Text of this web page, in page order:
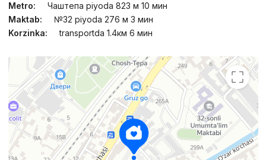
Metro:
Чаштепа piyoda 823 м 10 мин
Maktab:
№32 piyoda 276 м 3 мин
Korzinka:
transportda 1.4км 6 мин